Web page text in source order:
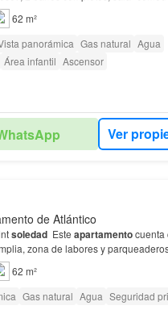
62 m²
panorámica Gas natural Agua
Área infantil Ascensor
Ver
de Atlántico
soledad Este apartamentocuenta
zona de labores y
62 m²
Gas natural Agua Seguridad